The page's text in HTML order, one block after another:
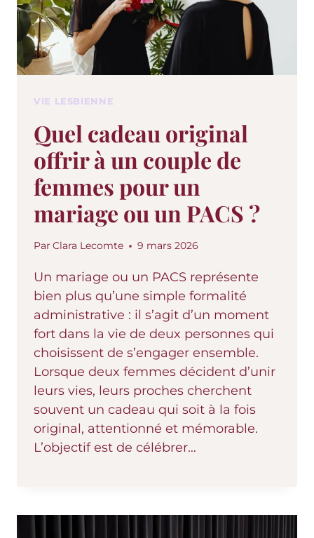
VIE LESBIENNE
Quel cadeau original
offrir à un couple de
femmes pour un
mariage ou un PACS ?
Par Clara Lecomte 9 mars 2026
Un mariage ou un PACS représente
bien plus qu’une simple formalité
administrative : il s’agit d’un moment
fort dans la vie de deux personnes qui
choisissent de s’engager ensemble.
Lorsque deux femmes décident d’unir
leurs vies, leurs proches cherchent
souvent un cadeau qui soit à la fois
original, attentionné et mémorable.
L’objectif est de célébrer…